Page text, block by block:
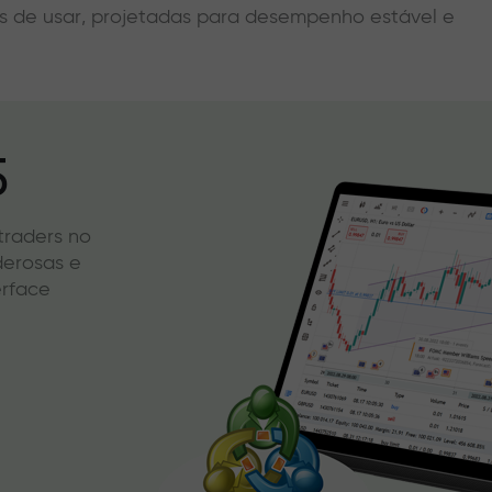
de usar, projetadas para desempenho estável e
no
e